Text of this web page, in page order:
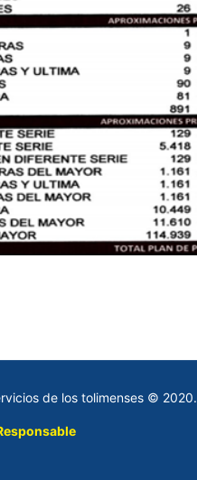
de los tolimenses © 2020.